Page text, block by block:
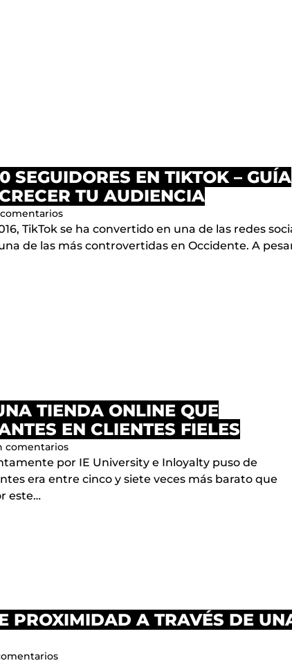
SEGUIDORES EN TIKTOK – GUÍA
TU AUDIENCIA
TikTok se ha convertido en una de las redes
de las más controvertidas en Occidente. A
TIENDA ONLINE QUE
EN CLIENTES FIELES
comentarios
por IE University e Inloyalty puso de
era entre cinco y siete veces más barato que
este…
PROXIMIDAD A TRAVÉS DE